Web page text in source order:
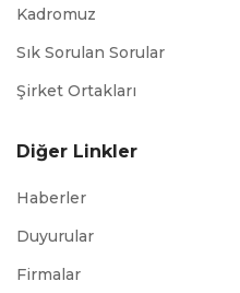
Kadromuz
Sık Sorulan Sorular
Şirket Ortakları
Diğer Linkler
Haberler
Duyurular
Firmalar